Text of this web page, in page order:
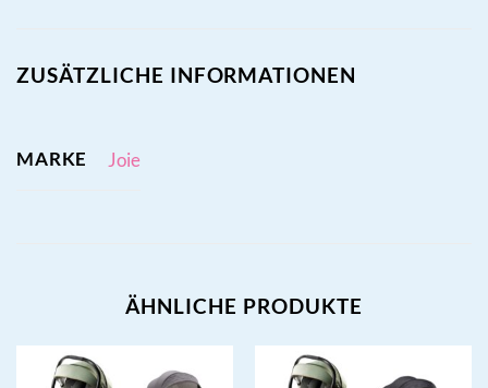
ZUSÄTZLICHE INFORMATIONEN
MARKE Joie
ÄHNLICHE PRODUKTE